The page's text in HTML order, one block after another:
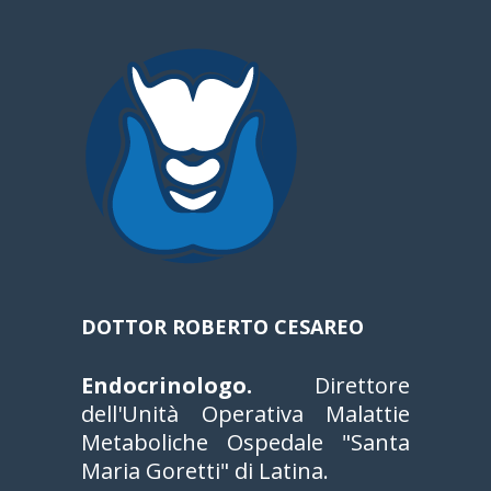
DOTTOR ROBERTO CESAREO
Endocrinologo. Direttore
dell'Unità Operativa Malattie
Metaboliche Ospedale "Santa
Maria Goretti" di Latina.